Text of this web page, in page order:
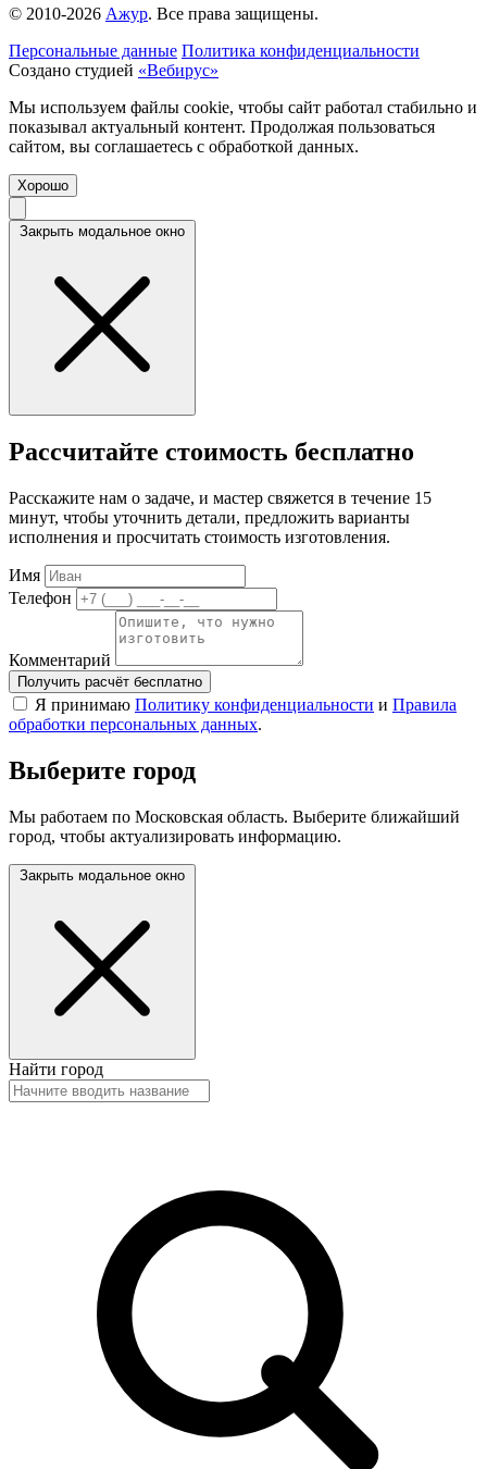
© 2010-2026 Ажур. Все права защищены.
Персональные данные Политика конфиденциальности
Создано студией «Вебирус»
Мы используем файлы cookie, чтобы сайт работал стабильно и
показывал актуальный контент. Продолжая пользоваться
сайтом, вы соглашаетесь с обработкой данных.
Хорошо
Закрыть модальное окно
Рассчитайте стоимость бесплатно
Расскажите нам о задаче, и мастер свяжется в течение 15
минут, чтобы уточнить детали, предложить варианты
исполнения и просчитать стоимость изготовления.
Имя
Телефон
Комментарий
Получить расчёт бесплатно
Я принимаю Политику конфиденциальности и Правила
обработки персональных данных.
Выберите город
Мы работаем по Московская область. Выберите ближайший
город, чтобы актуализировать информацию.
Закрыть модальное окно
Найти город